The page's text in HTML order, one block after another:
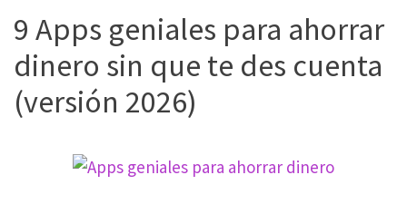
barato:
ideas
para
familias
quieren
9 Apps geniales para ahorrar
dinero sin que te des cuenta
(versión 2026)